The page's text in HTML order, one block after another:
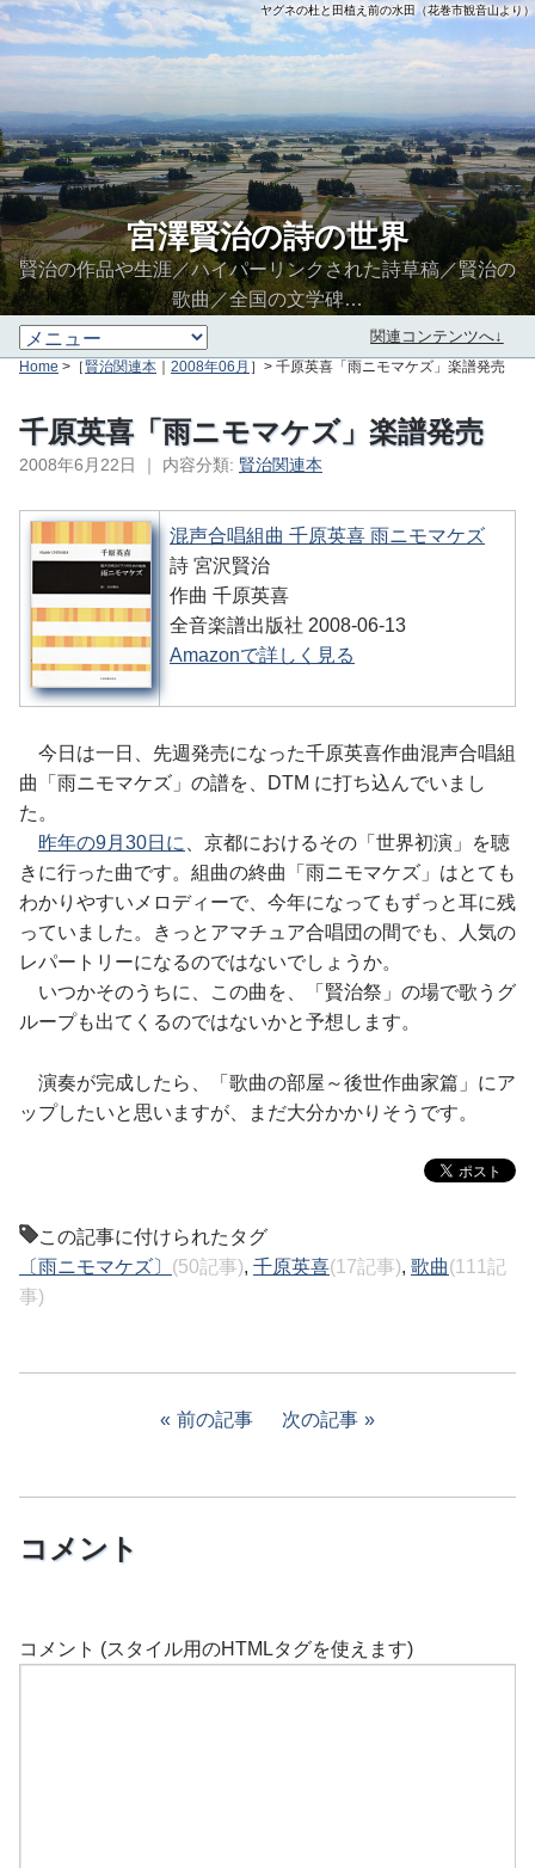
ヤグネの杜と田植え前の水田（花巻市観音山より）
宮澤賢治の詩の世界
賢治の作品や生涯／ハイパーリンクされた詩草稿／賢治の
歌曲／全国の文学碑…
関連コンテンツへ↓
Home >［賢治関連本 ｜ 2008年06月 ］> 千原英喜「雨ニモマケズ」楽譜発売
千原英喜「雨ニモマケズ」楽譜発売
2008年6月22日 ｜ 内容分類: 賢治関連本
混声合唱組曲 千原英喜 雨ニモマケズ
詩 宮沢賢治
作曲 千原英喜
全音楽譜出版社 2008-06-13
Amazonで詳しく見る
今日は一日、先週発売になった千原英喜作曲混声合唱組
曲「雨ニモマケズ」の譜を、DTM に打ち込んでいまし
た。
昨年の9月30日に
、京都におけるその「世界初演」を聴
きに行った曲です。組曲の終曲「雨ニモマケズ」はとても
わかりやすいメロディーで、今年になってもずっと耳に残
っていました。きっとアマチュア合唱団の間でも、人気の
レパートリーになるのではないでしょうか。
いつかそのうちに、この曲を、「賢治祭」の場で歌うグ
ループも出てくるのではないかと予想します。
演奏が完成したら、「歌曲の部屋～後世作曲家篇」にア
ップしたいと思いますが、まだ大分かかりそうです。
この記事に付けられたタグ
〔雨ニモマケズ〕 (50記事), 千原英喜(17記事), 歌曲(111記
事)
前の記事 次の記事
コメント
コメント (スタイル用のHTMLタグを使えます)